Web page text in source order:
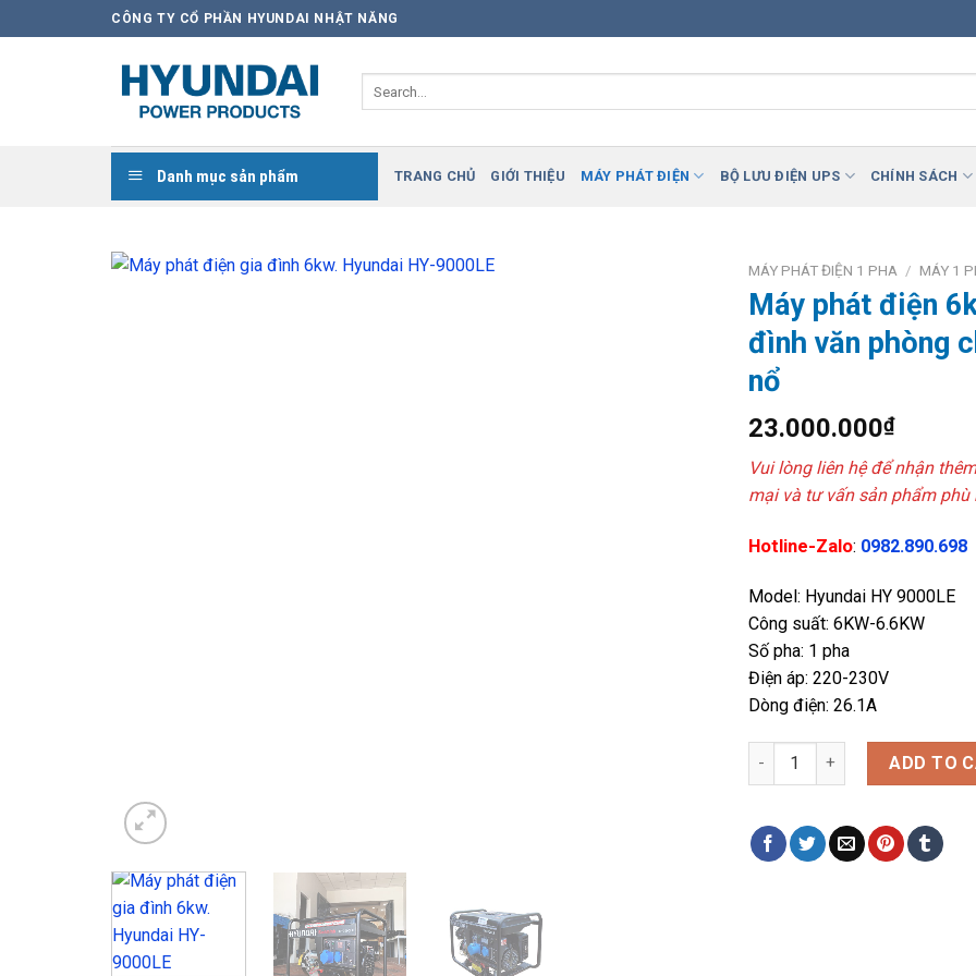
to
CÔNG TY CỔ PHẦN HYUNDAI NHẬT NĂNG
Danh mục sản phẩm TRANG CHỦ GIỚI THIỆU MÁY PHÁT ĐIỆN BỘ LƯU ĐIỆN UPS CHÍNH SÁCH
MÁY PHÁT ĐIỆN 1 PHA / MÁY 1
Máy phát điện
đình văn phòng
nổ
23.000.000₫
Vui lòng liên hệ để nhận
mại và tư vấn sản phẩm phù
Hotline-Zalo: 0982.890.698
Model: Hyundai HY 9000LE
Công suất: 6KW-6.6KW
Số pha: 1 pha
Điện áp: 220-230V
Dòng điện: 26.1A
Máy phát điện 6kw cho gia
ADD TO